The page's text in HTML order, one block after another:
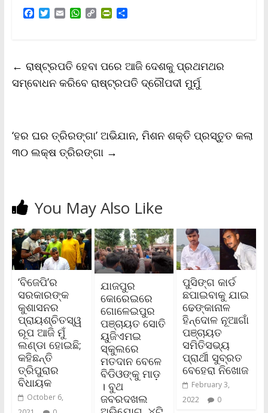
F
o
o
k
T
e
r
E
W
A
p
p
C
i
n
k
P
F
r
i
l
y
S
← ରାଷ୍ଟ୍ରପତି ହେବା ପରେ ଆଜି ଦେଶକୁ ପ୍ରଥମଥର
ସମ୍ବୋଧନ କରିବେ ରାଷ୍ଟ୍ରପତି ଦ୍ରୌପଦୀ ମୁର୍ମୁ
‘ହର ଘର ତ୍ରିରଙ୍ଗା’ ଅଭିଯାନ, ମିଶନ ଶକ୍ତି ପ୍ରସ୍ତୁତ କଲା
୩୦ ଲକ୍ଷ ତ୍ରିରଙ୍ଗା →
You May Also Like
‘ବିଜେପି’ର
ସରକାରଙ୍କ
କୁଶାସନର
ପ୍ରାୟଶ୍ଚିତସ୍ୱ
ରୂପ ଆଜି ମୁଁ
ଲଣ୍ଡା ହୋଇଛି;
କହିଛନ୍ତି
ତ୍ରିପୁରାର
ବିଧାୟକ
October 6,
ଯାଜପୁର
କୋରେଇରେ
ଗୋଳେଇପୁର
ପଞ୍ଚାୟତ ସୋତି
ୟୁଜିଏମଇ
ସ୍କୁଲରେ
ମତଦାନ ବେଳେ
ବିଡିଓଙ୍କୁ ମାଡ଼
। ବୁଥ
ଜବରଦଖଲ
ପୁସିଙ୍ଗ କାର୍ଡ
ଛପାଇବାକୁ ଯାଇ
ଢେଙ୍କାନାଳ
ହିନ୍ଦୋଳ ନୂଆଗାଁ
ପଞ୍ଚାୟତ
ସମିତିସଭ୍ୟ
ପ୍ରାର୍ଥୀ ସୁବ୍ରତ
ବେହେରା ନିଖୋଜ
February 3,
2022
0